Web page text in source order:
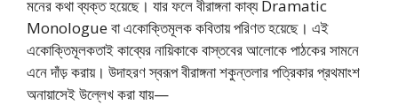
মনের কথা ব্যক্ত হয়েছে। যার ফলে বীরাঙ্গনা কাব্য Dramatic
Monologue বা একোক্তিমূলক কবিতায় পরিণত হয়েছে। এই
একোক্তিমূলকতাই কাব্যের নায়িকাকে বাস্তবের আলোকে পাঠকের সামনে
এনে দাঁড় করায়। উদাহরণ স্বরূপ বীরাঙ্গনা শকুন্তলার পত্রিকার প্রথমাংশ
অনায়াসেই উল্লেখ করা যায়—